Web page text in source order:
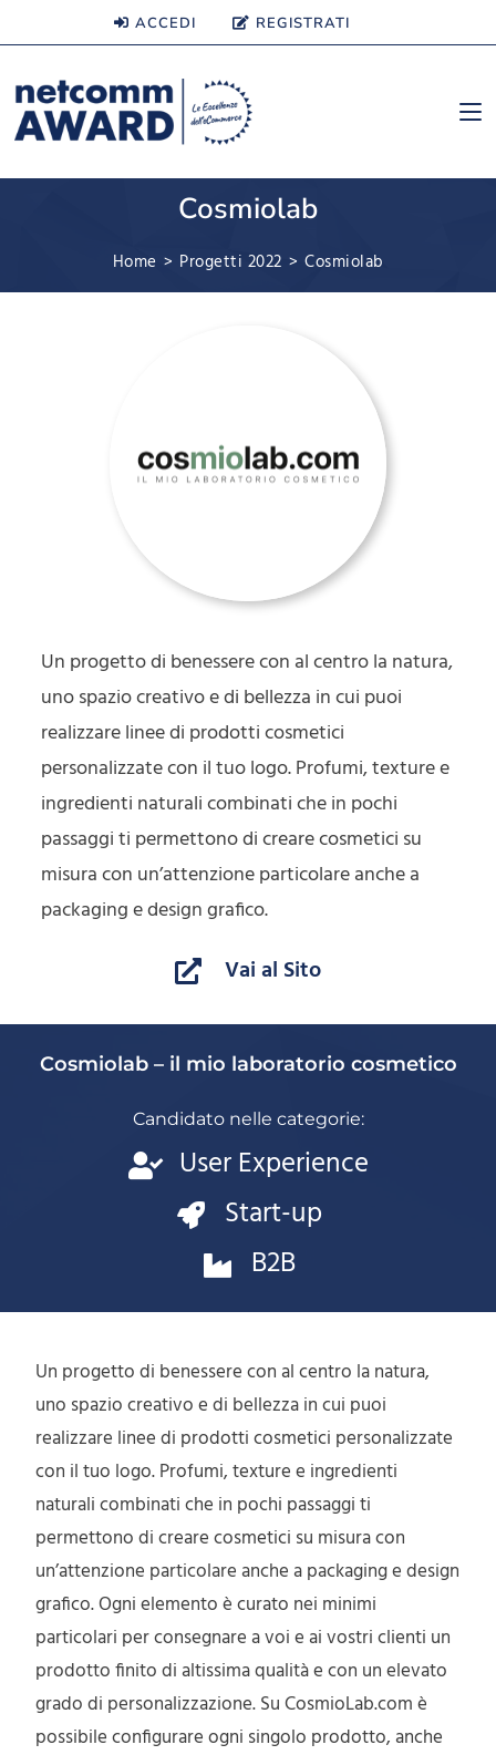
ACCEDI REGISTRATI
Cosmiolab
Home > Progetti 2022 > Cosmiolab
Un progetto di benessere con al centro la natura,
uno spazio creativo e di bellezza in cui puoi
realizzare linee di prodotti cosmetici
personalizzate con il tuo logo. Profumi, texture e
ingredienti naturali combinati che in pochi
passaggi ti permettono di creare cosmetici su
misura con un’attenzione particolare anche a
packaging e design grafico.
Vai al Sito
Cosmiolab – il mio laboratorio cosmetico
Candidato nelle categorie:
User Experience
Start-up
B2B
Un progetto di benessere con al centro la natura,
uno spazio creativo e di bellezza in cui puoi
realizzare linee di prodotti cosmetici personalizzate
con il tuo logo. Profumi, texture e ingredienti
naturali combinati che in pochi passaggi ti
permettono di creare cosmetici su misura con
un’attenzione particolare anche a packaging e design
grafico. Ogni elemento è curato nei minimi
particolari per consegnare a voi e ai vostri clienti un
prodotto finito di altissima qualità e con un elevato
grado di personalizzazione. Su CosmioLab.com è
possibile configurare ogni singolo prodotto, anche